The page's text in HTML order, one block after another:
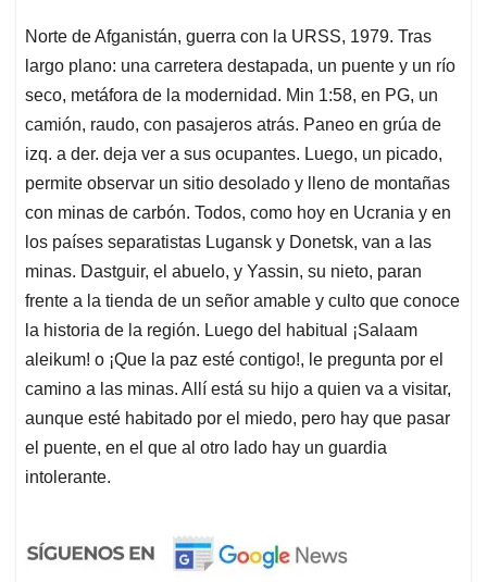
Norte de Afganistán, guerra con la URSS, 1979. Tras
largo plano: una carretera destapada, un puente y un río
seco, metáfora de la modernidad. Min 1:58, en PG, un
camión, raudo, con pasajeros atrás. Paneo en grúa de
izq. a der. deja ver a sus ocupantes. Luego, un picado,
permite observar un sitio desolado y lleno de montañas
con minas de carbón. Todos, como hoy en Ucrania y en
los países separatistas Lugansk y Donetsk, van a las
minas. Dastguir, el abuelo, y Yassin, su nieto, paran
frente a la tienda de un señor amable y culto que conoce
la historia de la región. Luego del habitual ¡Salaam
aleikum! o ¡Que la paz esté contigo!, le pregunta por el
camino a las minas. Allí está su hijo a quien va a visitar,
aunque esté habitado por el miedo, pero hay que pasar
el puente, en el que al otro lado hay un guardia
intolerante.